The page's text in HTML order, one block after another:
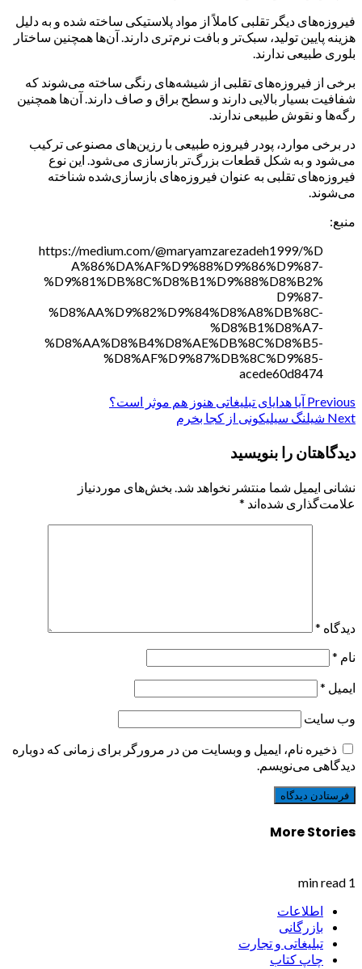
فیروزه‌های دیگر تقلبی کاملاً از مواد پلاستیکی ساخته شده و به دلیل
هزینه پایین تولید، سبک‌تر و بافت نرم‌تری دارند. آن‌ها همچنین ساختار
بلوری طبیعی ندارند.
برخی از فیروزه‌های تقلبی از شیشه‌های رنگی ساخته می‌شوند که
شفافیت بسیار بالایی دارند و سطح براق و صاف دارند. آن‌ها همچنین
رگه‌ها و نقوش طبیعی ندارند.
در برخی موارد، پودر فیروزه طبیعی با رزین‌های مصنوعی ترکیب
می‌شود و به شکل قطعات بزرگ‌تر بازسازی می‌شود. این نوع
فیروزه‌های تقلبی به عنوان فیروزه‌های بازسازی‌شده شناخته
می‌شوند.
منبع:
https://medium.com/@maryamzarezadeh1999/%D
A%86%DA%AF%D9%88%D9%86%D9%87-
%D9%81%DB%8C%D8%B1%D9%88%D8%B2%
D9%87-
%D8%AA%D9%82%D9%84%D8%A8%DB%8C-
%D8%B1%D8%A7-
%D8%AA%D8%B4%D8%AE%DB%8C%D8%B5-
%D8%AF%D9%87%DB%8C%D9%85-
acede60d8474
Continue
Previous آیا هدایای تبلیغاتی هنوز هم موثر است؟
Next شیلنگ سیلیکونی از کجا بخرم
دیدگاهتان را بنویسید
نشانی ایمیل شما منتشر نخواهد شد. بخش‌های موردنیاز
علامت‌گذاری شده‌اند *
دیدگاه *
نام *
ایمیل *
وب‌ سایت
ذخیره نام، ایمیل و وبسایت من در مرورگر برای زمانی که دوباره
دیدگاهی می‌نویسم.
More Stories
1 min read
اطلاعات
بازرگانی
تبلیغاتی و تجارت
چاپ کتاب